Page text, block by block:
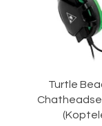
Quick
Turtle